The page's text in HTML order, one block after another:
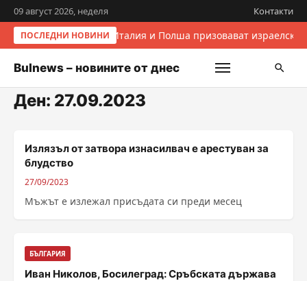
09 август 2026, неделя Контакти
ПОСЛЕДНИ НОВИНИ Италия и Полша призовават
Bulnews – новините от днес
Ден: 27.09.2023
Излязъл от затвора изнасилвач е арестуван за
блудство
27/09/2023
Мъжът е излежал присъдата си преди месец
БЪЛГАРИЯ
Иван Николов, Босилеград: Сръбската държава